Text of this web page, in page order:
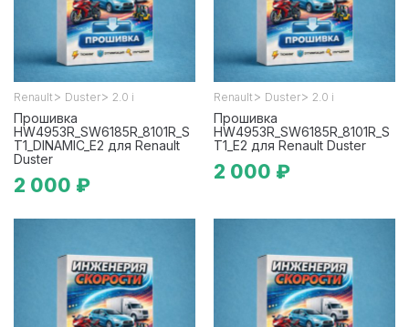
Renault > Duster> 2.0 i
Прошивка
HW4953R_SW6185R_8101R_S
T1_DINAMIC_E2 для Renault
Duster
2 000 ₽
Renault > Duster> 2.0 i
Прошивка
HW4953R_SW6185R_8101R_S
T1_E2 для Renault Duster
2 000 ₽